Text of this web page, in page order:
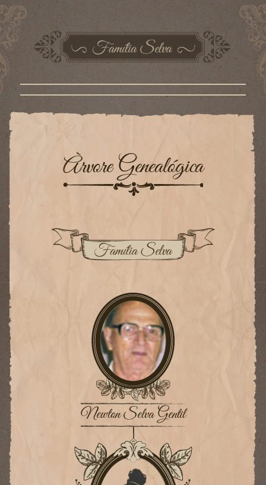
Àrvore Genealógica
Newton Selva Gentil